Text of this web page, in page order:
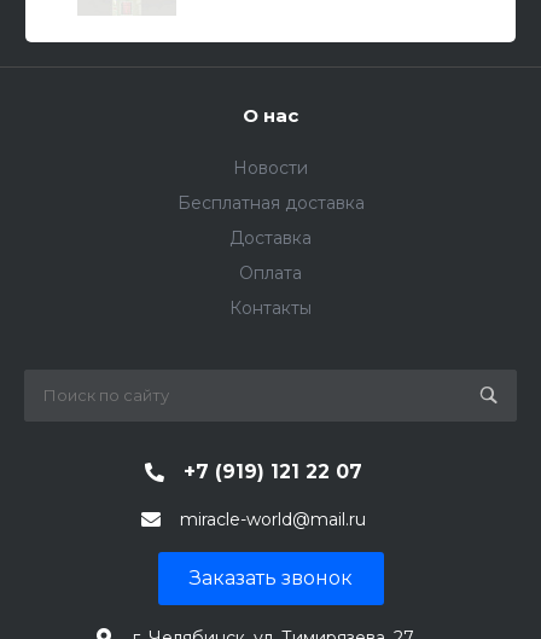
О нас
Новости
Бесплатная доставка
Доставка
Оплата
Контакты
+7 (919) 121 22 07
miracle-world@mail.ru
Заказать звонок